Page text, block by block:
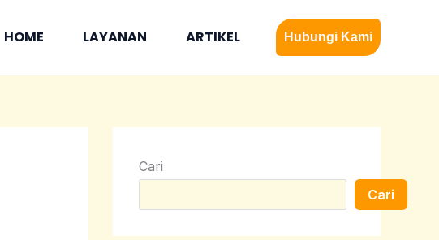
HOME LAYANAN ARTIKEL Hubungi Kami
Cari
Cari